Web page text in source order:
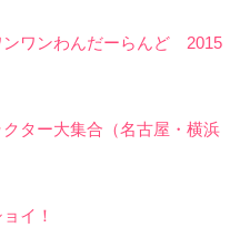
ンワンわんだーらんど 2015
ター大集合（名古屋・横浜
イ！